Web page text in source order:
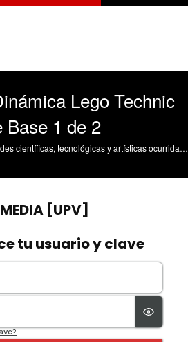
Lego Technic
Base 1 de 2
Divulgación de las actividades científicas, tecnológicas y artísticas ocurridas en los tres campus de la UPV